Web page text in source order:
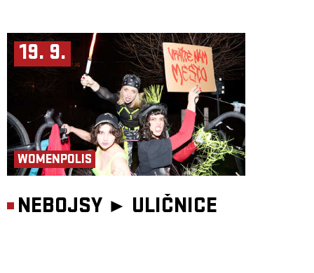
19. 9.
WOMENPOLIS
NEBOJSY ► ULIČNICE